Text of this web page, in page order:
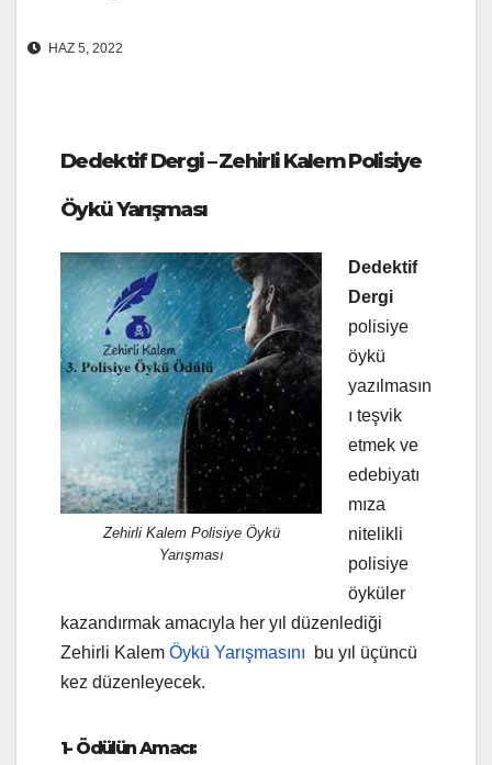
HAZ 5, 2022
Dedektif Dergi – Zehirli Kalem Polisiye
Öykü Yarışması
Zehirli Kalem Polisiye Öykü
Yarışması
Dedektif
Dergi
polisiye
öykü
yazılmasın
ı teşvik
etmek ve
edebiyatı
mıza
nitelikli
polisiye
öyküler
kazandırmak amacıyla her yıl düzenlediği
Zehirli Kalem Öykü Yarışmasını bu yıl üçüncü
kez düzenleyecek.
1- Ödülün Amacı: